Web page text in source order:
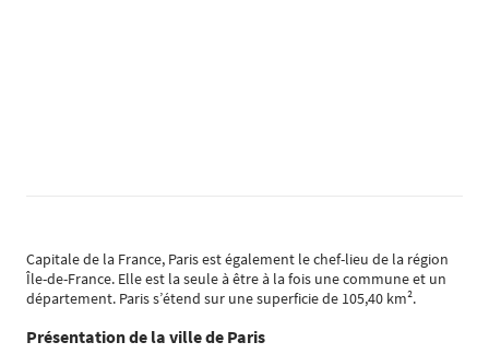
Capitale de la France, Paris est également le chef-lieu de la région
Île-de-France. Elle est la seule à être à la fois une commune et un
département. Paris s’étend sur une superficie de 105,40 km².
Présentation de la ville de Paris